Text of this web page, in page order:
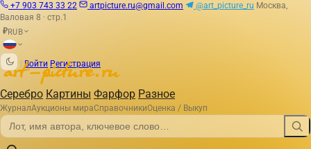
+7 903 743 33 22 artpicture.ru@gmail.com @art_picture_ru Москва,
Валовая 8 · стр.1
₽RUB
Войти Регистрация
Серебро Картины Фарфор Разное
ЖурналАукционы мираСправочникиОценка / Выкуп